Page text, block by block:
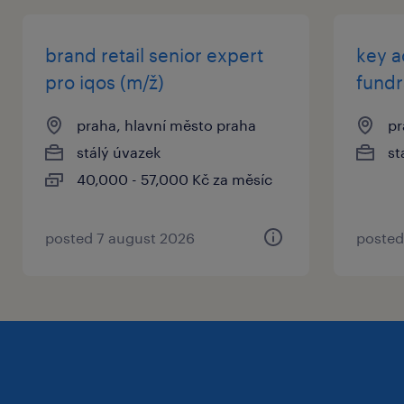
co od vás očekáváme
zkušenost z oboru je absolutní nutností:
hledáme člověka, který má prokazatelnou
praxi z oblasti reklamních předmětů,
produkce firemního oblečení, eventového
pozici nejsou relevantní).
brand retail senior expert
pro iqos (m/ž)
praha, hlavní město praha
stálý úvazek
40,000 - 57,000 Kč za měsíc
posted 7 august 2026
key